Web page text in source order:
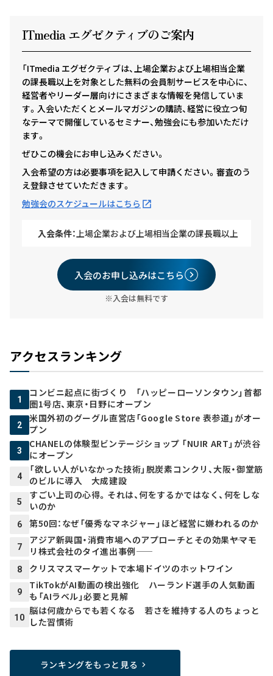
ITmedia エグゼクティ ブのご案内
「ITmedia エグゼクティブは、上場企業および上場相当企業
の課長職以上を対象とした無料の会員制サービスを中心に、
経営者やリーダー層向けにさまざまな情報を発信していま
す。入会いただくとメールマガジンの購読、経営に役立つ旬
なテーマで開催しているセミナー、勉強会にも参加いただけ
ます。
ぜひこの機会にお申し込みください。
入会希望の方は必要事項を記入して申請ください。審査のう
え登録させていただきます。
勉強会のスケジュールはこちら
入会条件：上場企業および上場相当企業の課長職以上
入会のお申し込みはこちら
※入会は無料です
アクセスランキング
1
コンビニ起点に街づくり 「ハッピーローソンタウン」首都
圏1号店、東京・日野にオープン
2
米国外初のグーグル直営店「Google Store 表参道」がオー
プン
3
CHANELの体験型ビンテージショップ 「NUIR ART」が渋谷
にオープン
4
「欲しい人がいなかった技術」脱炭素コンクリ、大阪・御堂筋
のビルに導入 大成建設
5
すごい上司の心得。それは、何をするかではなく、何をしな
いのか
6 第50回：なぜ「優秀なマネジャー」ほど経営に嫌われるのか
7
アジア新興国・消費市場へのアプローチとその効果――ヤマモ
リ株式会社のタイ進出事例――
8 クリスマスマーケットで本場ドイツのホットワイン
9
TikTokがAI動画の検出強化 ハーランド選手の人気動画
も「AIラベル」必要と見解
10
脳は何歳からでも若くなる 若さを維持する人のちょっと
した習慣術
ランキングをもっと見る